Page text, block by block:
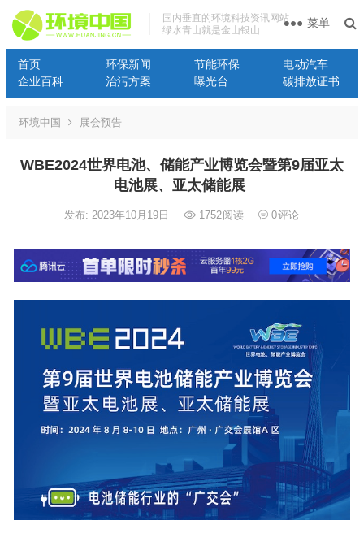
国内垂直的环境科技资讯网站
绿水青山就是金山银山
首页 环保新闻 节能环保
电动汽车
企业百科
治污方案 曝光台 碳排放证书
菜单
环境中国 展会预告
WBE2024世界电池、储能产业博览会暨第9届亚太
电池展、亚太储能展
发布: 2023年10月19日 1752阅读 0评论